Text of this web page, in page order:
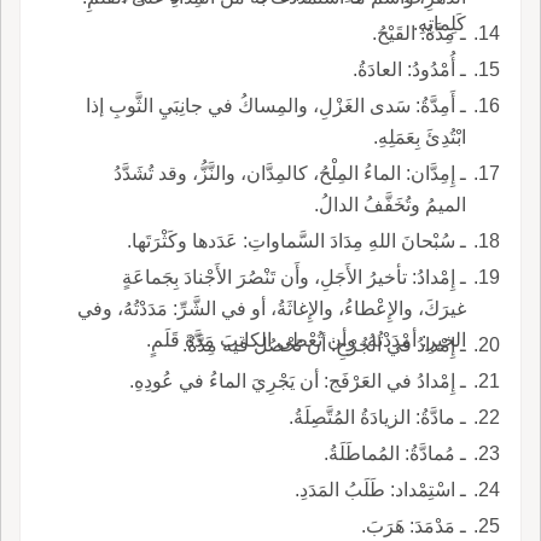
كَلِماتِهِ.
ـ مِدَّةُ: القَيْحُ.
ـ أُمْدُودُ: العادَةُ.
ـ أَمِدَّةُ: سَدى الغَزْلِ، والمِساكُ في جانِبَيِ الثَّوبِ إذا
ابْتُدِئَ بِعَمَلِهِ.
ـ إِمِدَّان: الماءُ المِلْحُ، كالمِدَّان، والنَّزُّ، وقد تُشَدَّدُ
الميمُ وتُخَفَّفُ الدالُ.
ـ سُبْحانَ اللهِ مِدَادَ السَّماواتِ: عَدَدها وكَثْرَتَها.
ـ إِمْدادُ: تأخيرُ الأَجَلِ، وأَن تَنْصُرَ الأَجْنادَ بِجَماعَةٍ
غيرَكَ، والإِعْطاءُ، والإِغاثَةُ، أو في الشَّرِّ: مَدَدْتُهُ، وفي
الخيرِ: أمْدَدْتُهُ، وأن تُعْطِي الكاتبَ مَدَّةَ قَلَمٍ.
ـ إِمْدادُ في الجُرْحِ: أن تَحْصُل فيه مِدَّةٌ.
ـ إِمْدادُ في العَرْفَج: أن يَجْرِيَ الماءُ في عُودِهِ.
ـ مادَّةُ: الزيادَةُ المُتَّصِلَةُ.
ـ مُمادَّةُ: المُماطَلَةُ.
ـ اسْتِمْداد: طَلَبُ المَدَدِ.
ـ مَدْمَدَ: هَرَبَ.